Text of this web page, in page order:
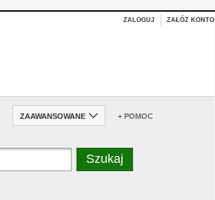
ZALOGUJ ZAŁÓŻ KONTO
ZAAWANSOWANE + POMOC